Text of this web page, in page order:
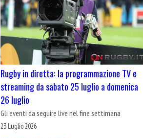
Rugby in diretta: la programmazione TV e
streaming da sabato 25 luglio a domenica
26 luglio
Gli eventi da seguire live nel fine settimana
23 Luglio 2026